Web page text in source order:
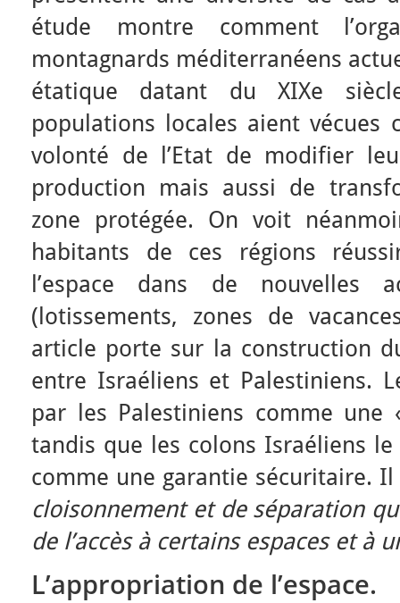
étude montre comment
montagnards méditerranéens
étatique datant du XIXe
populations locales aient vécues
volonté de l’Etat de modifier
production mais aussi de
zone protégée. On voit
habitants de ces régions
l’espace dans de nouvelles
(lotissements, zones de
article porte sur la construction
entre Israéliens et Palestiniens.
par les Palestiniens comme
tandis que les colons Israéliens
comme une garantie sécuritaire.
cloisonnement et de séparation
de l’accès à certains espaces et à
L’appropriation de l’espace.